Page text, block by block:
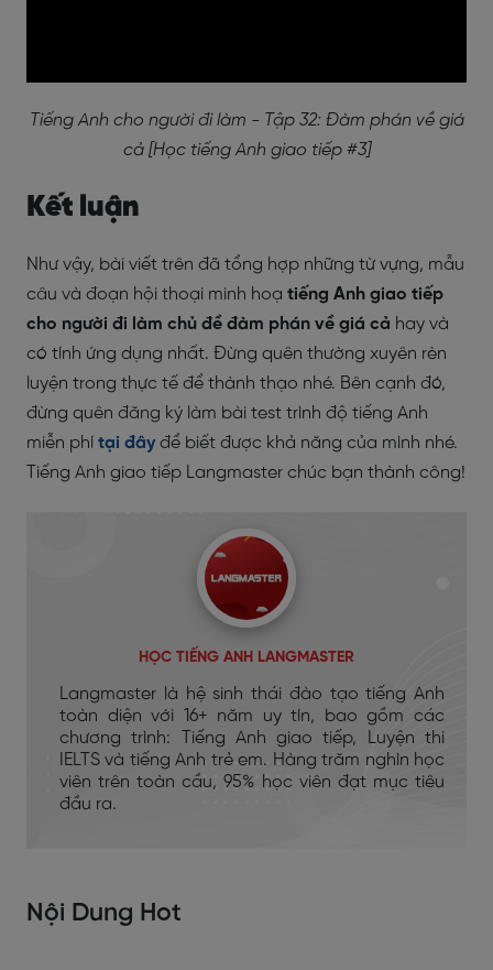
Tiếng Anh cho người đi làm - Tập 32: Đàm phán về giá
cả [Học tiếng Anh giao tiếp #3]
Kết luận
Như vậy, bài viết trên đã tổng hợp những từ vựng, mẫu
câu và đoạn hội thoại minh hoạ tiếng Anh giao tiếp
cho người đi làm chủ đề đàm phán về giá cả hay và
có tính ứng dụng nhất. Đừng quên thường xuyên rèn
luyện trong thực tế để thành thạo nhé. Bên cạnh đó,
đừng quên đăng ký làm bài test trình độ tiếng Anh
miễn phí tại đây để biết được khả năng của mình nhé.
Tiếng Anh giao tiếp Langmaster chúc bạn thành công!
HỌC TIẾNG ANH LANGMASTER
Langmaster là hệ sinh thái đào tạo tiếng Anh
toàn diện với 16+ năm uy tín, bao gồm các
chương trình: Tiếng Anh giao tiếp, Luyện thi
IELTS và tiếng Anh trẻ em. Hàng trăm nghìn học
viên trên toàn cầu, 95% học viên đạt mục tiêu
đầu ra.
Nội Dung Hot